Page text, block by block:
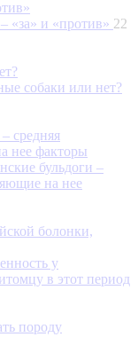
«за» и «против» 22
собаки или нет?
бульдоги –
на нее
у
в этот период